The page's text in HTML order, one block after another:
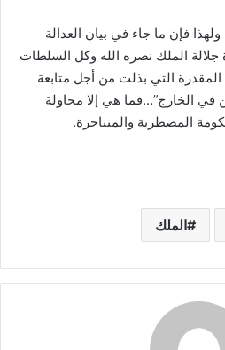
فإن ما جاء في بيان العدالة
جلالة الملك نصره الله وكل السلطات
المقدرة التي بذلت من أجل متابعة
في الخارج”…فما هي إلا محاولة
المضطربة والمتناحرة.
الملك